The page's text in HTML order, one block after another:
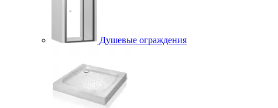
Душевые ограждения